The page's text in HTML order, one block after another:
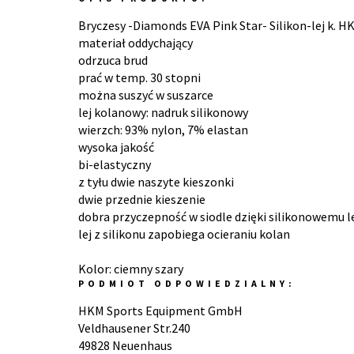
Bryczesy -Diamonds EVA Pink Star- Silikon-lej k.
materiał oddychający
odrzuca brud
prać w temp. 30 stopni
można suszyć w suszarce
lej kolanowy: nadruk silikonowy
wierzch: 93% nylon, 7% elastan
wysoka jakość
bi-elastyczny
z tyłu dwie naszyte kieszonki
dwie przednie kieszenie
dobra przyczepność w siodle dzięki silikonowemu
lej z silikonu zapobiega ocieraniu kolan
Kolor: ciemny szary
PODMIOT ODPOWIEDZIALNY:
HKM Sports Equipment GmbH
Veldhausener Str.240
49828 Neuenhaus